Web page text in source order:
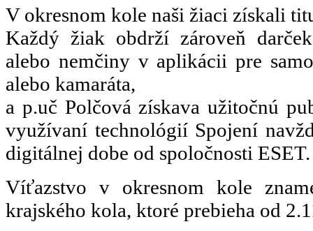
V okresnom kole naši žiaci získali
Každý žiak obdrží zároveň
alebo nemčiny v aplikácii pre
alebo kamaráta,
a p.uč Polčová získava užitočnú
využívaní technológií Spojení
digitálnej dobe od spoločnosti ESET.
Víťazstvo v okresnom kole
krajského kola, ktoré prebieha od